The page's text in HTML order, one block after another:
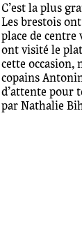
C’est la plus
Les brestois
place de
ont visité le
cette occasion,
copains
d’attente pour
par Nathalie